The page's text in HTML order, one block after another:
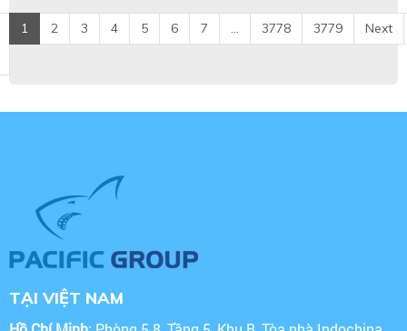
1 2 3 4 5 6 7 ... 3778 3779 Next
TẠI VIỆT NAM